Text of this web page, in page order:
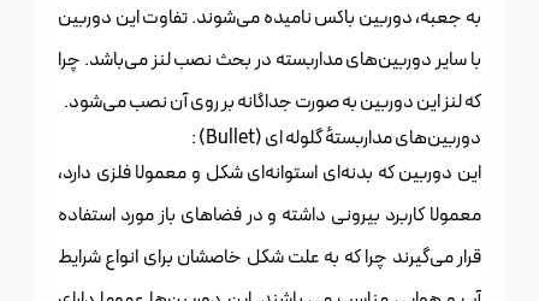
به جعبه، دوربین باکس نامیده می‌شوند. تفاوت این دوربین
با سایر دوربین‌های مداربسته در بحث نصب لنز می‌باشد. چرا
که لنز این دوربین به صورت جداگانه بر روی آن نصب می‌شود.
دوربین‌های مداربستهٔ گلوله ای (Bullet) :
این دوربین که بدنه‌ای استوانه‌ای شکل و معمولا فلزی دارد،
معمولا کاربرد بیرونی داشته و در فضاهای باز مورد استفاده
قرار می‌گیرند چرا که به علت شکل خاصشان برای انواع شرایط